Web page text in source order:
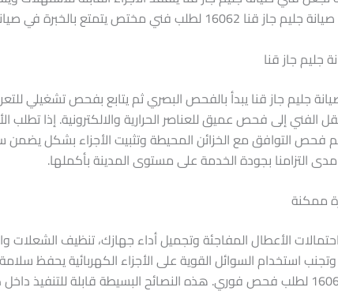
بوتاجازات جليم جاز وصيانة بلت إن جليم جاز.
جاز قنا
جليم جاز قنا يبدأ بالفحص البصري ثم يتابع بفحص تشغيلي
الفني إلى فحص عميق للعناصر الحرارية والالكترونية. إذا
فحص التوافق مع الخزائن المحيطة وتثبيت الأجزاء بشكل
التزامنا بجودة الخدمة على مستوى المدينة بأكملها.
ممكنة
الأعطال المفاجئة وتجميل أداء جهازك، تنظيف الشعلات
استخدام السوائل القوية على الأجزاء الكهربائية يحفظ
فوراً والاتصال برقم صيانة جليم جاز 16062 لطلب فحص فوري. هذه النصائح